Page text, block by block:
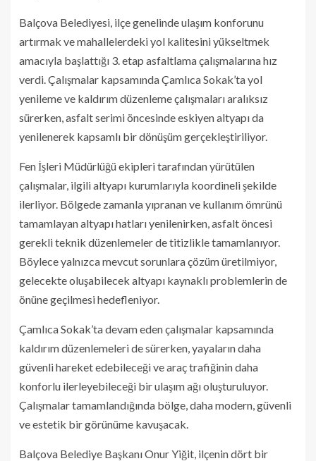
Balçova Belediyesi, ilçe genelinde ulaşım konforunu
artırmak ve mahallelerdeki yol kalitesini yükseltmek
amacıyla başlattığı 3. etap asfaltlama çalışmalarına hız
verdi. Çalışmalar kapsamında Çamlıca Sokak’ta yol
yenileme ve kaldırım düzenleme çalışmaları aralıksız
sürerken, asfalt serimi öncesinde eskiyen altyapı da
yenilenerek kapsamlı bir dönüşüm gerçekleştiriliyor.
Fen İşleri Müdürlüğü ekipleri tarafından yürütülen
çalışmalar, ilgili altyapı kurumlarıyla koordineli şekilde
ilerliyor. Bölgede zamanla yıpranan ve kullanım ömrünü
tamamlayan altyapı hatları yenilenirken, asfalt öncesi
gerekli teknik düzenlemeler de titizlikle tamamlanıyor.
Böylece yalnızca mevcut sorunlara çözüm üretilmiyor,
gelecekte oluşabilecek altyapı kaynaklı problemlerin de
önüne geçilmesi hedefleniyor.
Çamlıca Sokak’ta devam eden çalışmalar kapsamında
kaldırım düzenlemeleri de sürerken, yayaların daha
güvenli hareket edebileceği ve araç trafiğinin daha
konforlu ilerleyebileceği bir ulaşım ağı oluşturuluyor.
Çalışmalar tamamlandığında bölge, daha modern, güvenli
ve estetik bir görünüme kavuşacak.
Balçova Belediye Başkanı Onur Yiğit, ilçenin dört bir